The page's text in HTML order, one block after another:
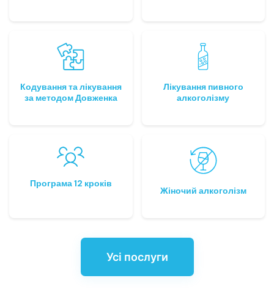
Кодування та лікування
за методом Довженка
Лікування пивного
алкоголізму
Програма 12 кроків
Жіночий алкоголізм
Усі послуги